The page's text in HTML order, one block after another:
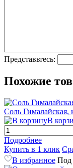
Представьтесь:
Похожие
Соль Гималайская,
В
Подробнее
Купить в 1 клик
В избранное Под